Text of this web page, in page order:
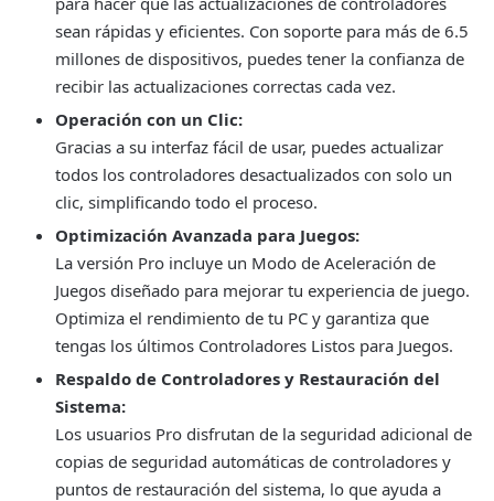
sean rápidas y eficientes. Con soporte para más de 6.5
millones de dispositivos, puedes tener la confianza de
recibir las actualizaciones correctas cada vez.
Operación con un Clic:
Gracias a su interfaz fácil de usar, puedes actualizar
todos los controladores desactualizados con solo un
clic, simplificando todo el proceso.
Optimización Avanzada para Juegos:
La versión Pro incluye un Modo de Aceleración de
Juegos diseñado para mejorar tu experiencia de juego.
Optimiza el rendimiento de tu PC y garantiza que
tengas los últimos Controladores Listos para Juegos.
Respaldo de Controladores y Restauración del
Sistema:
Los usuarios Pro disfrutan de la seguridad adicional de
copias de seguridad automáticas de controladores y
puntos de restauración del sistema, lo que ayuda a